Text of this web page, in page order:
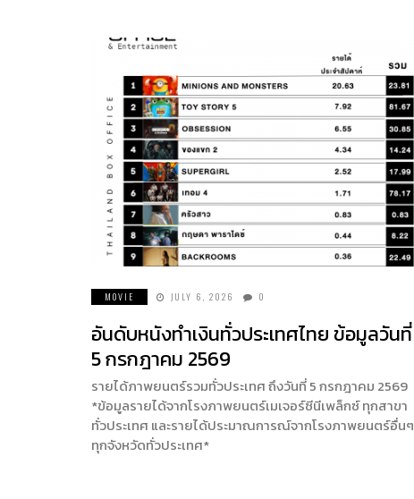
MOVIE JULY 6, 2026 0
อันดับหนังทำเงินทั่วประเทศไทย ข้อมูลวันที่
5 กรกฎาคม 2569
รายได้ภาพยนตร์รวมทั่วประเทศ ถึงวันที่ 5 กรกฎาคม 2569
*ข้อมูลรายได้จากโรงภาพยนตร์เมเจอร์ซีนีเพล็กซ์ ทุกสาขา
ทั่วประเทศ และรายได้ประมาณการณ์จากโรงภาพยนตร์อื่นๆ
ทุกจังหวัดทั่วประเทศ*